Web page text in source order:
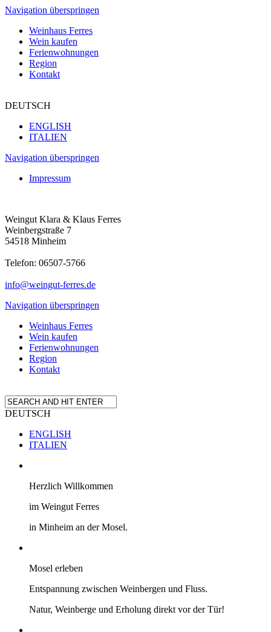
Navigation überspringen
Weinhaus Ferres
Wein kaufen
Ferienwohnungen
Region
Kontakt
DEUTSCH
ENGLISH
ITALIEN
Navigation überspringen
Impressum
Weingut Klara & Klaus Ferres
Weinbergstraße 7
54518 Minheim
Telefon: 06507-5766
info@weingut-ferres.de
Navigation überspringen
Weinhaus Ferres
Wein kaufen
Ferienwohnungen
Region
Kontakt
DEUTSCH
ENGLISH
ITALIEN
Herzlich Willkommen
im Weingut Ferres
in Minheim an der Mosel.
Mosel erleben
Entspannung zwischen Weinbergen und Fluss.
Natur, Weinberge und Erholung direkt vor der Tür!